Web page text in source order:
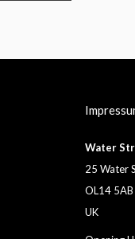
Water
25 Water
OL14 5AB
UK